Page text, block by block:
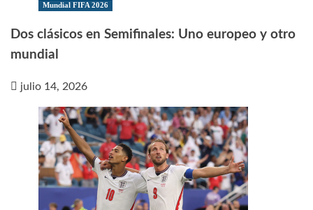
Mundial FIFA 2026
Dos clásicos en Semifinales: Uno europeo y otro
mundial
julio 14, 2026